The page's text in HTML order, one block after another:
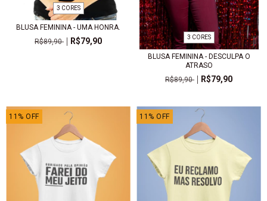
3 CORES
BLUSA FEMININA - UMA HONRA.
R$89,90
R$79,90 3 CORES
BLUSA FEMININA - DESCULPA O
ATRASO
R$89,90
R$79,90
11 % OFF 11 % OFF